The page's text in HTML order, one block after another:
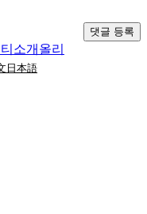
댓글 등록
소개 올리
日本語